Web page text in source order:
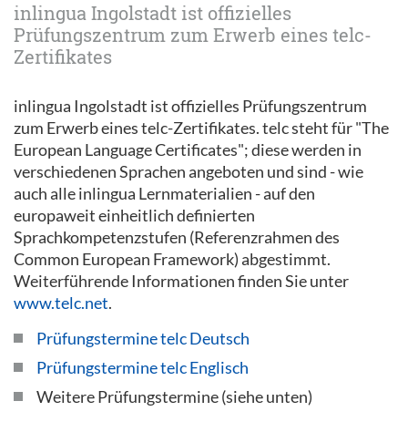
inlingua Ingolstadt ist offizielles
Prüfungszentrum zum Erwerb eines telc-
Zertifikates
inlingua Ingolstadt ist offizielles Prüfungszentrum
zum Erwerb eines telc-Zertifikates. telc steht für "The
European Language Certificates"; diese werden in
verschiedenen Sprachen angeboten und sind - wie
auch alle inlingua Lernmaterialien - auf den
europaweit einheitlich definierten
Sprachkompetenzstufen (Referenzrahmen des
Common European Framework) abgestimmt.
Weiterführende Informationen finden Sie unter
www.telc.net.
Prüfungstermine telc Deutsch
Prüfungstermine telc Englisch
Weitere Prüfungstermine (siehe unten)